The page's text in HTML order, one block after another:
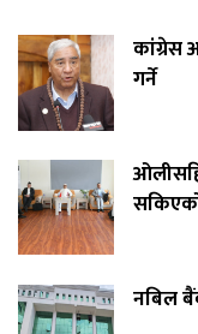
कांग्रेस
गर्ने
नबिल